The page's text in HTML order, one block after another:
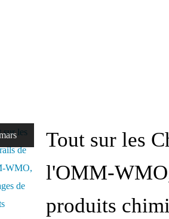
Tout sur les
l'OMM-
produits